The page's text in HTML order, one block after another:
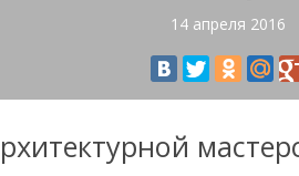
14 апреля 2016